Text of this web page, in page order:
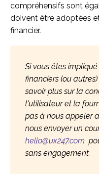
compréhensifs sont
doivent être adoptées
financier.
Si vous êtes
financiers (ou
savoir plus sur la
l'utilisateur et la
pas à nous appeler
nous envoyer un
hello@ux247.com
sans engagement.